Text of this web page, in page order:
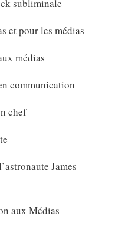
subliminale
et pour les médias
médias
communication
chef
James
aux Médias